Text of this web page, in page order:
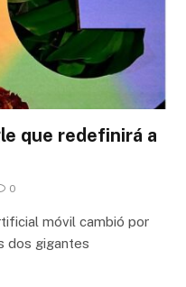
que redefinirá a
0
móvil cambió por
dos gigantes